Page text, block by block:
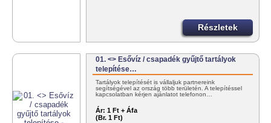
Részletek
01. <> Esővíz / csapadék gyűjtő tartályok
telepítése…
Tartályok telepítését is vállaljuk partnereink
segítségével az ország több területén. A telepítéssel
kapcsolatban kérjen ajánlatot telefonon…
Ár: 1 Ft + Áfa
(Br. 1 Ft)